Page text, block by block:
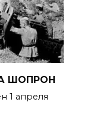
ШОПРОН
апреля